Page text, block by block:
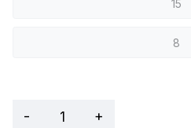
15
8
- +